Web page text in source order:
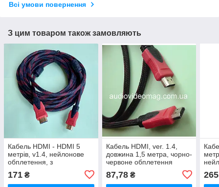
Всі умови повернення
З цим товаром також замовляють
Кабель HDMI - HDMI 5
метрів, v1.4, нейлонове
обплетення, з
(чорно-червоний)
171 ₴
Кабель HDMI, ver. 1.4,
довжина 1,5 метра, чорно-
червоне обплетення
87,78₴